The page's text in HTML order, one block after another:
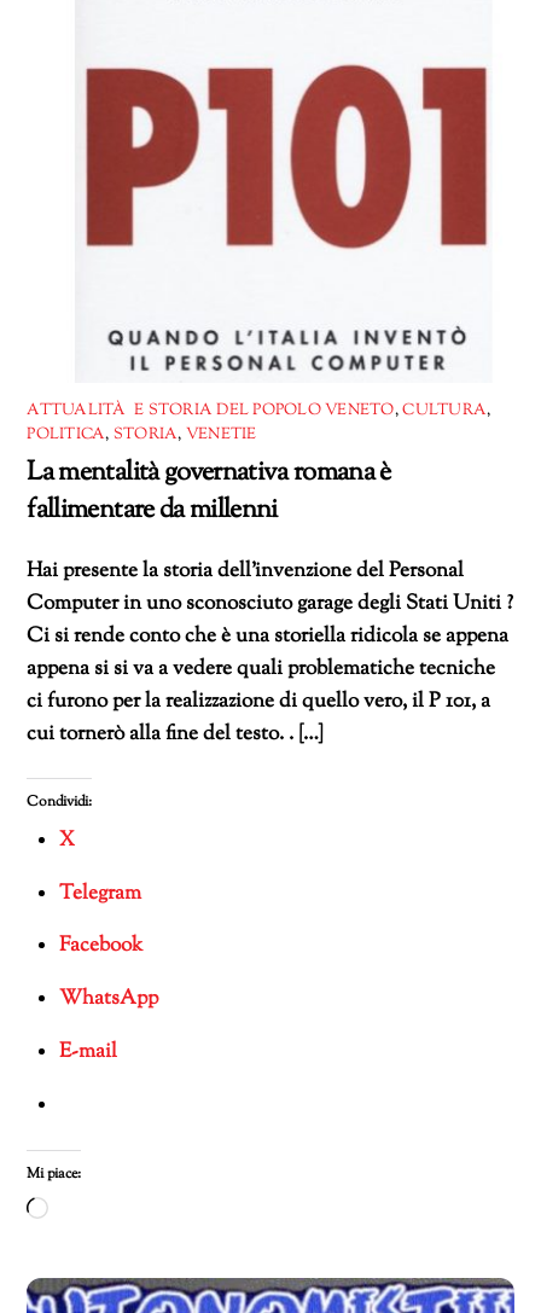
ATTUALITÀ E STORIA DEL POPOLO VENETO,CULTURA,
POLITICA, STORIA, VENETIE
La mentalità governativa romana è
fallimentare da millenni
Hai presente la storia dell’invenzione del Personal
Computer in uno sconosciuto garage degli Stati Uniti ?
Ci si rende conto che è una storiella ridicola se appena
appena si si va a vedere quali problematiche tecniche
ci furono per la realizzazione di quello vero, il P 101, a
cui tornerò alla fine del testo. . […]
Condividi:
X
Telegram
Facebook
WhatsApp
E-mail
Mi piace:
Caricamento
corso…